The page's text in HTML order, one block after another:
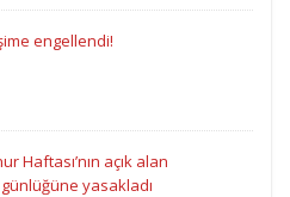
engellendi!
Haftası’nın açık alan
yasakladı